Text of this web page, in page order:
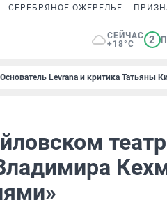
СЕРЕБРЯНОЕ ОЖЕРЕЛЬЕ
СЕЙЧАС
+18°C
2
Основатель Levrana и критика Татьяны